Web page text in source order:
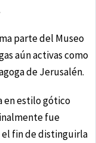
parte del Museo
aún activas como
de Jerusalén.
en estilo gótico
fue
el fin de distinguirla